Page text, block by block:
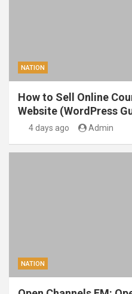
NATION
How to Sell Online
Website (WordPress
4 days ago Admin
NATION